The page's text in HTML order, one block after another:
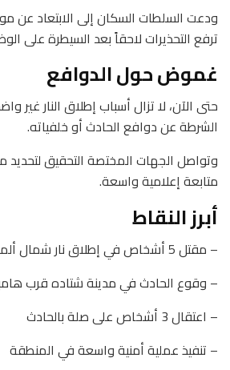
ودعت السلطات السكان إلى الابتعاد عن
ترفع التحذيرات لاحقاً بعد السيطرة على
غموض حول الدوافع
حتى الآن، لا تزال أسباب إطلاق النار غير
الشرطة عن دوافع الحادث أو خلفياته.
وتواصل الجهات المختصة التحقيق
متابعة إعلامية واسعة.
أبرز النقاط
– مقتل 5 أشخاص في إطلاق نار شمال ألمانيا
– وقوع الحادث في مدينة شتاده قرب
– اعتقال 3 أشخاص على صلة بالحادث
– تنفيذ عملية أمنية واسعة في المنطقة